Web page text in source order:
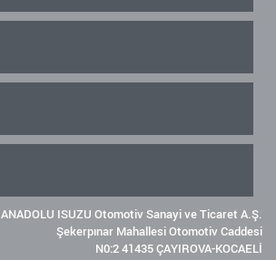
ANADOLU ISUZU Otomotiv Sanayi ve Ticaret A.Ş.
Şekerpınar Mahallesi Otomotiv Caddesi
N0:2 41435 ÇAYIROVA-KOCAELİ